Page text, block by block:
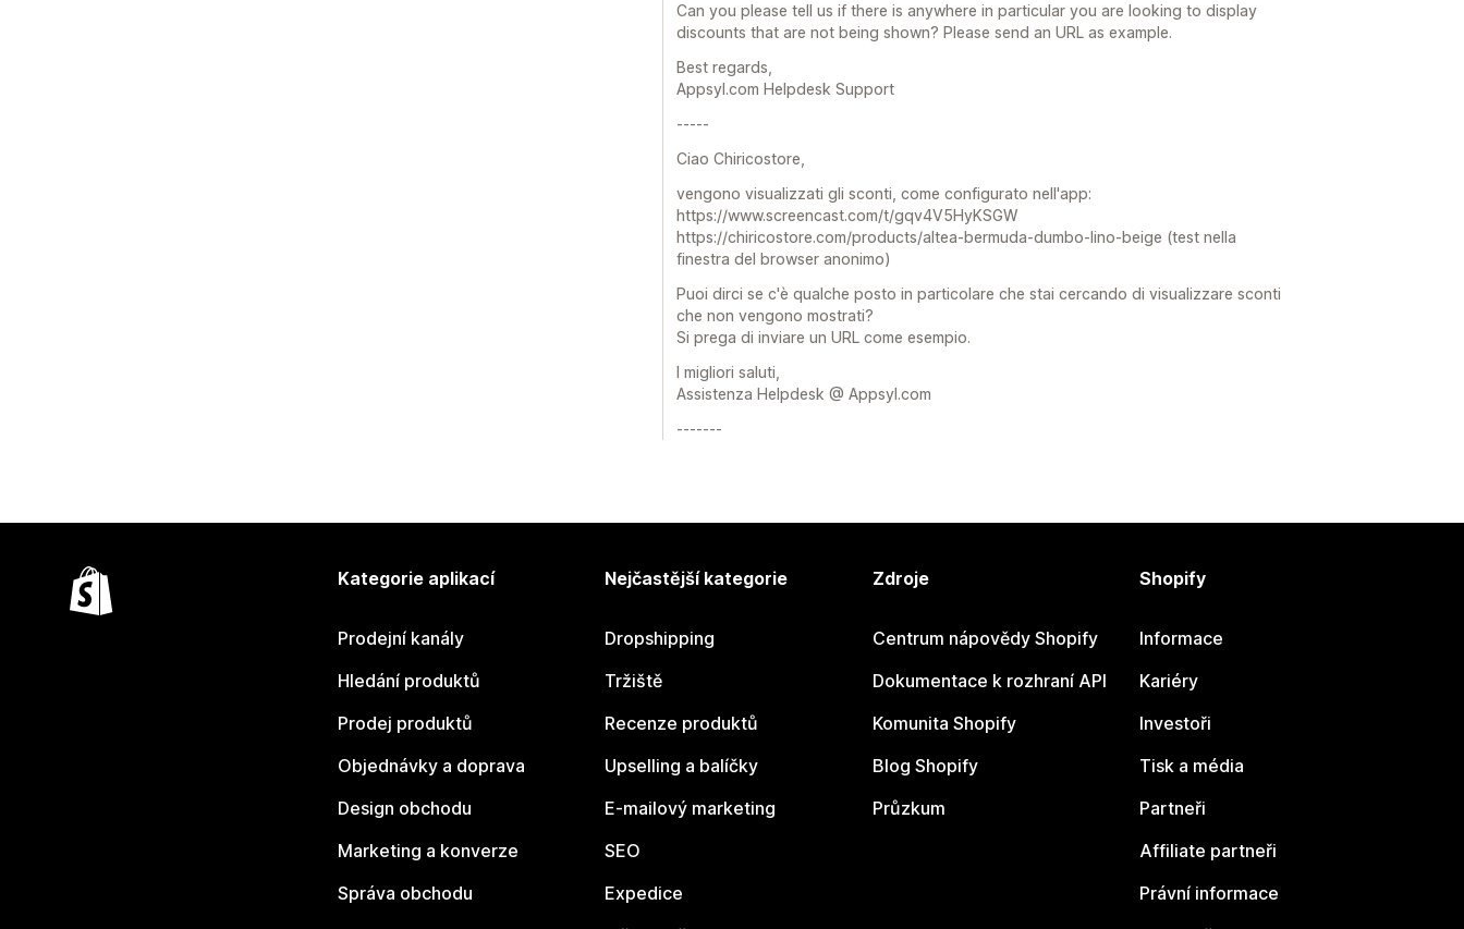
Can you please tell us if there is anywhere in particular you are looking to display
discounts that are not being shown? Please send an URL as example.
Best regards,
Appsyl.com Helpdesk Support
-----
Ciao Chiricostore,
vengono visualizzati gli sconti, come configurato nell'app:
https://www.screencast.com/t/gqv4V5HyKSGW
https://chiricostore.com/products/altea-bermuda-dumbo-lino-beige (test nella
finestra del browser anonimo)
Puoi dirci se c'è qualche posto in particolare che stai cercando di visualizzare sconti
che non vengono mostrati?
Si prega di inviare un URL come esempio.
I migliori saluti,
Assistenza Helpdesk @ Appsyl.com
-------
Kategorie aplikací
Prodejní kanály
Hledání produktů
Prodej produktů
Objednávky a doprava
Design obchodu
Marketing a konverze
Správa obchodu
Nejčastější kategorie
Dropshipping
Tržiště
Recenze produktů
Upselling a balíčky
E-mailový marketing
SEO
Expedice
Zdroje
Centrum nápovědy Shopify
Dokumentace k rozhraní API
Komunita Shopify
Blog Shopify
Průzkum
Shopify
Informace
Kariéry
Investoři
Tisk a média
Partneři
Affiliate partneři
Právní informace